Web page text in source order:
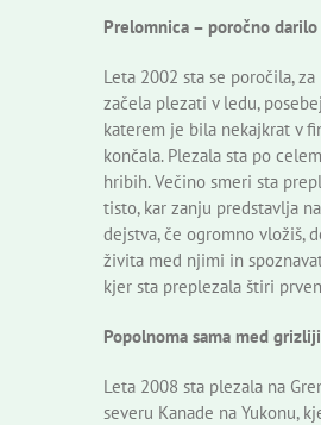
Prelomnica – poročno darilo
Leta 2002 sta se poročila,
začela plezati v ledu,
katerem je bila nekajkrat v
končala. Plezala sta po
hribih. Večino smeri sta
tisto, kar zanju predstavlja
dejstva, če ogromno vložiš,
živita med njimi in
kjer sta preplezala štiri
Popolnoma sama med grizliji
Leta 2008 sta plezala na
severu Kanade na Yukonu,